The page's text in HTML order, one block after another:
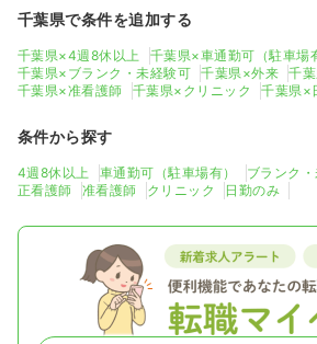
千葉県で条件を追加する
千葉県×4週8休以上
千葉県×車通勤可（駐車場
千葉県×ブランク・未経験可
千葉県×外来
千
千葉県×准看護師
千葉県×クリニック 千葉県×
条件から探す
4週8休以上 車通勤可（駐車場有） ブランク
正看護師
准看護師 クリニック 日勤のみ